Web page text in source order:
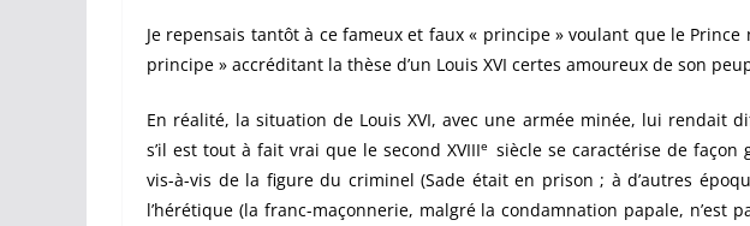
Je repensais tantôt à ce fameux et faux « principe » voulant que le Prince
principe » accréditant la thèse d’un Louis XVI certes amoureux de son
En réalité, la situation de Louis XVI, avec une armée minée, lui rendait
s’il est tout à fait vrai que le second XVIIIesiècle se caractérise de façon
vis-à-vis de la figure du criminel (Sade était en prison ; à d’autres
l’hérétique (la franc-maçonnerie, malgré la condamnation papale, n’est